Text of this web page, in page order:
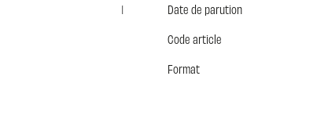
1
Date de parution
Code article
Format